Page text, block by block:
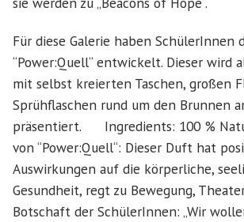
Für diese Galerie haben SchülerInnen
“Power:Quell“ entwickelt. Dieser wird
mit selbst kreierten Taschen, großen
Sprühflaschen rund um den Brunnen
präsentiert. Ingredients: 100 %
von “Power:Quell“: Dieser Duft hat
Auswirkungen auf die körperliche,
Gesundheit, regt zu Bewegung,
Botschaft der SchülerInnen: „Wir